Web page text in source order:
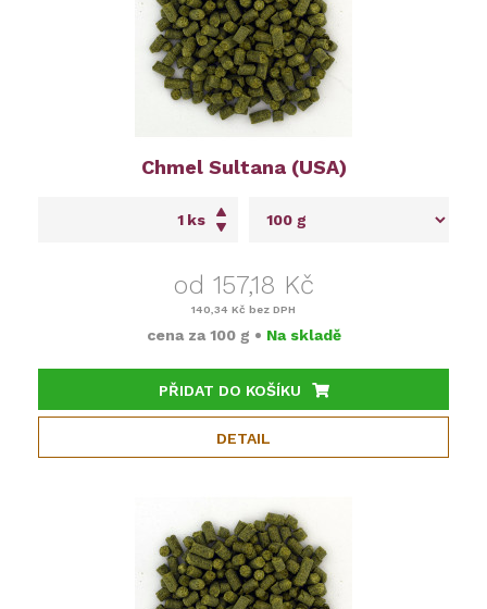
Chmel Sultana (USA)
ks
od 157,18 Kč
140,34 Kč bez DPH
cena za 100 g • Na skladě
PŘIDAT DO KOŠÍKU
DETAIL